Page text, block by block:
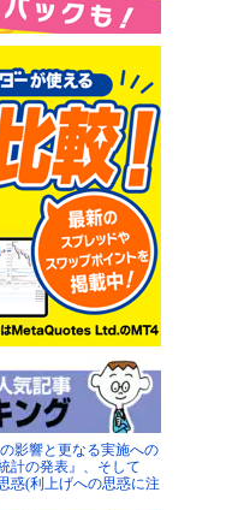
影響と更なる実施への
計の発表』、そして
惑(利上げへの思惑に注